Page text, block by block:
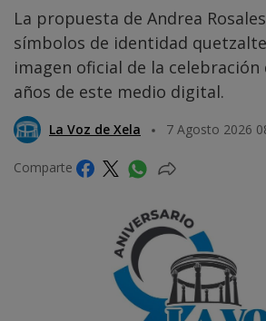
La propuesta de Andrea
símbolos de identidad
imagen oficial de la celebración
años de este medio digital.
La Voz de Xela 7 Agosto 2026
Comparte